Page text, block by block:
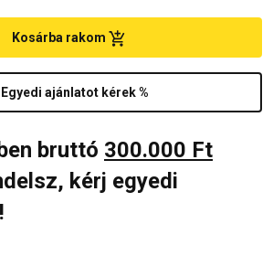
Egyedi ajánlatot kérek %
Kosárba rakom
bruttó 300.000 Ft
kérj egyedi